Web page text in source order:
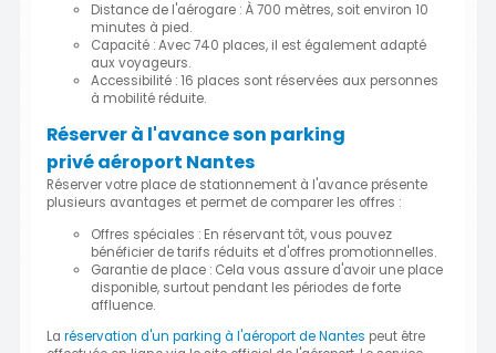
Distance de l'aérogare : À 700 mètres, soit environ 10
minutes à pied.
Capacité : Avec 740 places, il est également adapté
aux voyageurs.
Accessibilité : 16 places sont réservées aux personnes
à mobilité réduite.
Réserver à l'avance son parking
privé aéroport Nantes
Réserver votre place de stationnement à l'avance présente
plusieurs avantages et permet de comparer les offres :
Offres spéciales : En réservant tôt, vous pouvez
bénéficier de tarifs réduits et d'offres promotionnelles.
Garantie de place : Cela vous assure d'avoir une place
disponible, surtout pendant les périodes de forte
affluence.
La réservation d'un parking à l'aéroport de Nantes peut être